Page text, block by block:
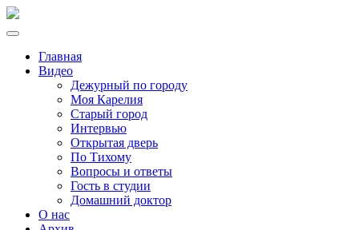
Главная
Видео
Дежурный по городу
Моя Карелия
Старый город
Интервью
Открытая дверь
По Тихому
Вопросы и ответы
Гость в студии
Домашний доктор
О нас